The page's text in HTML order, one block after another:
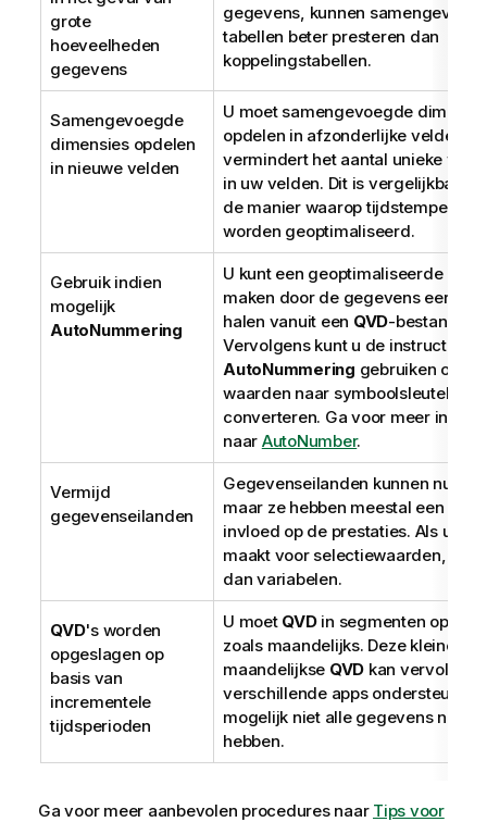
grote
hoeveelheden
gegevens
gegevens, kunnen
tabellen beter presteren dan
koppelingstabellen.
Samengevoegde
dimensies opdelen
in nieuwe velden
U moet samengevoegde
opdelen in afzonderlijke velden.
vermindert het aantal unieke
in uw velden. Dit is vergelijkbaar
de manier waarop tijdstempels
worden geoptimaliseerd.
Gebruik indien
mogelijk
AutoNummering
U kunt een geoptimaliseerde
maken door de gegevens eerst
halen vanuit een QVD-bestand.
Vervolgens kunt u de instructie
AutoNummering gebruiken om
waarden naar symboolsleutels te
converteren. Ga voor meer
naar AutoNumber.
Vermijd
gegevenseilanden
Gegevenseilanden kunnen nuttig
maar ze hebben meestal een
invloed op de prestaties. Als u
maakt voor selectiewaarden,
dan variabelen.
QVD's worden
opgeslagen op
basis van
incrementele
tijdsperioden
U moet QVDin segmenten
zoals maandelijks. Deze kleinere
maandelijkse QVD kan
verschillende apps ondersteunen
mogelijk niet alle gegevens nodig
hebben.
Ga voor meer aanbevolen procedures naar Tips voor